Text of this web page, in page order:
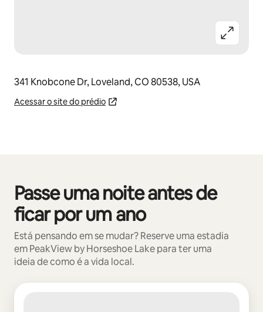
341 Knobcone Dr, Loveland, CO 80538, USA
Acessar o site do prédio
Passe uma noite antes de
ficar por um ano
Está pensando em se mudar? Reserve uma estadia
em PeakView by Horseshoe Lake para ter uma
ideia de como é a vida local.
Mostrando 0 de 0 itens